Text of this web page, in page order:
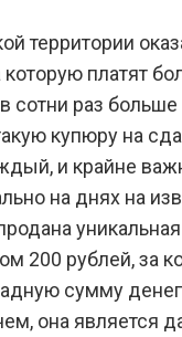
территории
платят
сотни раз больше
купюру на
и крайне
на днях на
200 рублей, за
сумму
она является